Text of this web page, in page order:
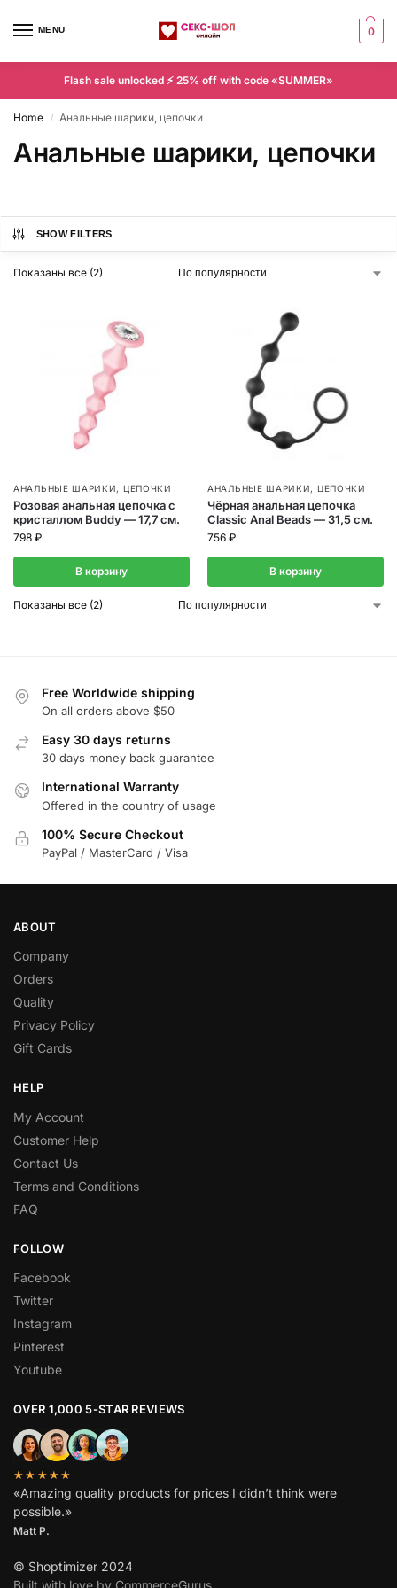
MENU 0
Flash sale unlocked ⚡ 25% off with code «SUMMER»
Home / Анальные шарики, цепочки
Анальные шарики, цепочки
SHOW FILTERS
Показаны все (2)
АНАЛЬНЫЕ ШАРИКИ, ЦЕПОЧКИ
Розовая анальная цепочка с
кристаллом Buddy — 17,7 см.
798 ₽
В корзину
АНАЛЬНЫЕ ШАРИКИ, ЦЕПОЧКИ
Чёрная анальная цепочка
Classic Anal Beads — 31,5 см.
756 ₽
В корзину
Показаны все (2)
Free Worldwide shipping
On all orders above $50
Easy 30 days returns
30 days money back guarantee
International Warranty
Offered in the country of usage
100% Secure Checkout
PayPal / MasterCard / Visa
ABOUT
Company
Orders
Quality
Privacy Policy
Gift Cards
HELP
My Account
Customer Help
Contact Us
Terms and Conditions
FAQ
FOLLOW
Facebook
Twitter
Instagram
Pinterest
Youtube
OVER 1,000 5-STAR REVIEWS
★★★★★
«Amazing quality products for prices I didn’t think were
possible.»
Matt P.
© Shoptimizer 2024